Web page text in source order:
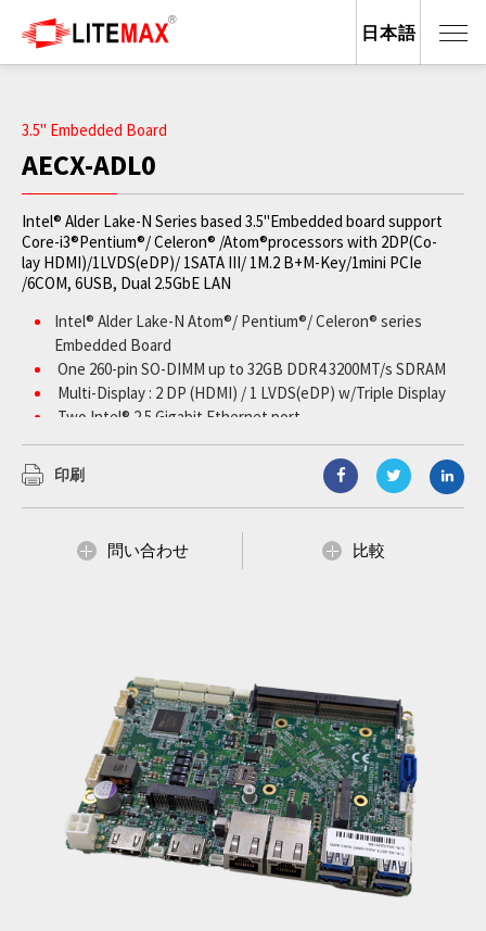
3.5" Embedded Board
AECX-ADL0
Intel® Alder Lake-N Series based 3.5"Embedded board support
Core-i3®Pentium®/ Celeron® /Atom®processors with 2DP(Co-
lay HDMI)/1LVDS(eDP)/ 1SATA III/ 1M.2 B+M-Key/1mini PCIe
/6COM, 6USB, Dual 2.5GbE LAN
Intel® Alder Lake-N Atom®/ Pentium®/ Celeron® series
Embedded Board
One 260-pin SO-DIMM up to 32GB DDR4 3200MT/s SDRAM
Multi-Display : 2 DP (HDMI) / 1 LVDS(eDP) w/Triple Display
Two Intel® 2.5 Gigabit Ethernet port
1 x Mini PCIe slot Full Size ( PCIe x1 / USB 2.0)
1 x M.2 B+M-key 3042/2242 slot (w/ nSIM Socket,PCIe x2 /
SATA, NVMe)
1 SATAIII, 6 COM, 4 USB3.2 and 2 USB2.0
Supports 4K/2K Resolution Display
DC-IN 9V ~ 36V, EuP/ErP 2013 Ready
印刷
問い合わせ 比較
日本語